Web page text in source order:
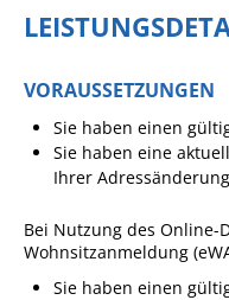
VORAUSSETZUNGEN
Sie haben einen
Sie haben eine
Ihrer
Bei Nutzung des Online-
Wohnsitzanmeldung
Sie haben einen